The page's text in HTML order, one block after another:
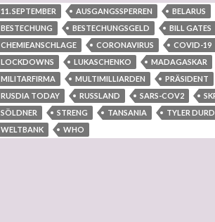
11. SEPTEMBER AUSGANGSSPERREN BELARUS
BESTECHUNG
BESTECHUNGSGELD BILL GATES
CHEMIEANSCHLAGE
CORONAVIRUS COVID-19
LOCKDOWNS
LUKASCHENKO MADAGASKAR
MILITARFIRMA
MULTIMILLIARDEN PRÄSIDENT
RUSDIA TODAY
RUSSLAND SARS-COV2
SÖLDNER
STRENG TANSANIA TYLER
WELTBANK
WHO